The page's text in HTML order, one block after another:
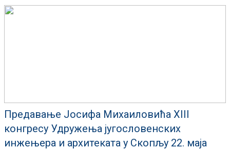
Предавање Јосифа Михаиловића XIII
конгресу Удружења југословенских
инжењера и архитеката у Скопљу 22. маја